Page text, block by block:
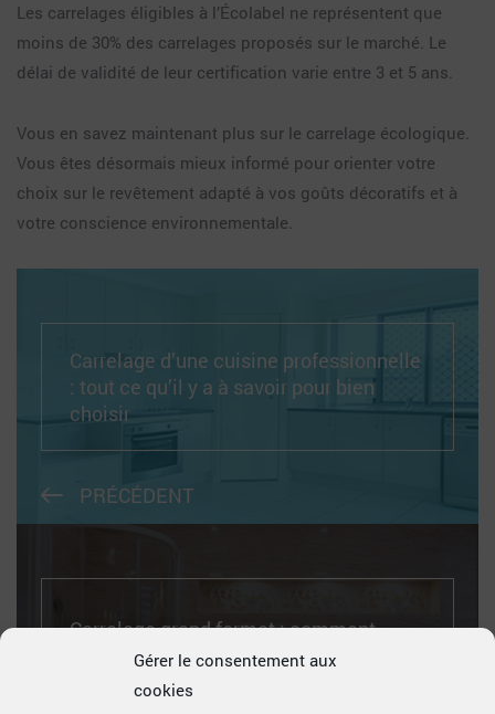
Gérer le consentement aux
cookies
Les carrelages éligibles à l’Écolabel ne représentent que
moins de 30% des carrelages proposés sur le marché. Le
délai de validité de leur certification varie entre 3 et 5 ans.
Vous en savez maintenant plus sur le carrelage écologique.
Vous êtes désormais mieux informé pour orienter votre
choix sur le revêtement adapté à vos goûts décoratifs et à
votre conscience environnementale.
Carrelage d’une cuisine professionnelle
: tout ce qu’il y a à savoir pour bien
choisir
PRÉCÉDENT
Carrelage grand format : comment
choisir ?